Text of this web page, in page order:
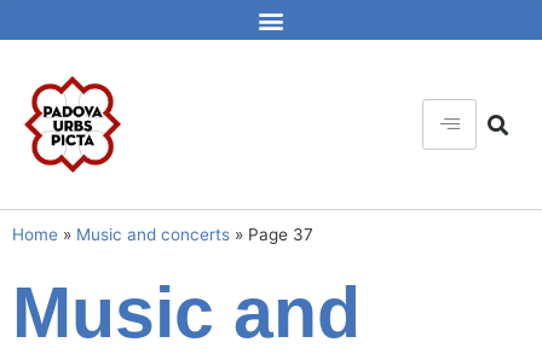
Home » Music and concerts » Page 37
Music and